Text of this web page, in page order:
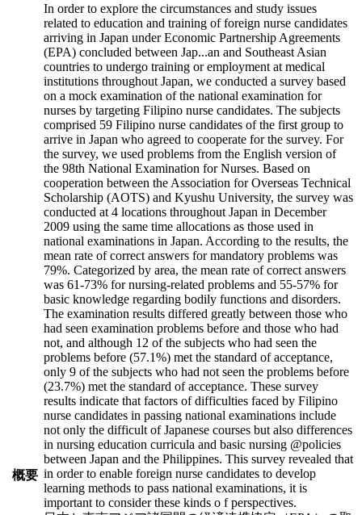
概要
In order to explore the circumstances and study issues
related to education and training of foreign nurse candidates
arriving in Japan under Economic Partnership Agreements
(EPA) concluded between Jap...an and Southeast Asian
countries to undergo training or employment at medical
institutions throughout Japan, we conducted a survey based
on a mock examination of the national examination for
nurses by targeting Filipino nurse candidates. The subjects
comprised 59 Filipino nurse candidates of the first group to
arrive in Japan who agreed to cooperate for the survey. For
the survey, we used problems from the English version of
the 98th National Examination for Nurses. Based on
cooperation between the Association for Overseas Technical
Scholarship (AOTS) and Kyushu University, the survey was
conducted at 4 locations throughout Japan in December
2009 using the same time allocations as those used in
national examinations in Japan. According to the results, the
mean rate of correct answers for mandatory problems was
79%. Categorized by area, the mean rate of correct answers
was 61-73% for nursing-related problems and 55-57% for
basic knowledge regarding bodily functions and disorders.
The examination results differed greatly between those who
had seen examination problems before and those who had
not, and although 12 of the subjects who had seen the
problems before (57.1%) met the standard of acceptance,
only 9 of the subjects who had not seen the problems before
(23.7%) met the standard of acceptance. These survey
results indicate that factors of difficulties faced by Filipino
nurse candidates in passing national examinations include
not only the difficult of Japanese courses but also differences
in nursing education curricula and basic nursing @policies
between Japan and the Philippines. This survey revealed that
in order to enable foreign nurse candidates to develop
learning methods to pass national examinations, it is
important to consider these kinds o f perspectives.